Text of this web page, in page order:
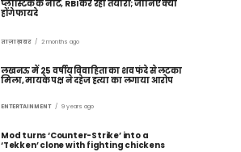
प्लास्टिक के नोट, RBI कर रहा तैयारी; जानिए क्या
होंगे फायदे
ताज़ा ख़बर 2 months ago
लखनऊ में 25 वर्षीय विवाहिता का शव फंदे से लटका
मिला, मायके पक्ष ने दहेज हत्या का लगाया आरोप
ENTERTAINMENT 9 years ago
Mod turns ‘Counter-Strike’ into a
‘Tekken’ clone with fighting chickens